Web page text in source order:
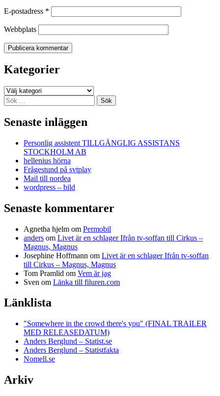
E-postadress *
Webbplats
Kategorier
Kategorier
Sök
efter:
Senaste inläggen
Personlig assistent TILLGÄNGLIG ASSISTANS
STOCKHOLM AB
hellenius hörna
Frågestund på svtplay
Mail till nordea
wordpress – bild
Senaste kommentarer
Agnetha hjelm om Permobil
anders om Livet är en schlager Ifrån tv-soffan till Cirkus –
Magnus, Magnus
Josephine Hoffmann om Livet är en schlager Ifrån tv-soffan
till Cirkus – Magnus, Magnus
Tom Pramlid om Vem är jag
Sven om Länka till filuren.com
Länklista
"Somewhere in the crowd there's you" (FINAL TRAILER
MED RELEASEDATUM)
Anders Berglund – Statist.se
Anders Berglund – Statistfakta
Nomell.se
Arkiv